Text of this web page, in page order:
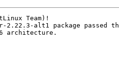
Team)!
2.22.3-alt1 package passed
architecture.